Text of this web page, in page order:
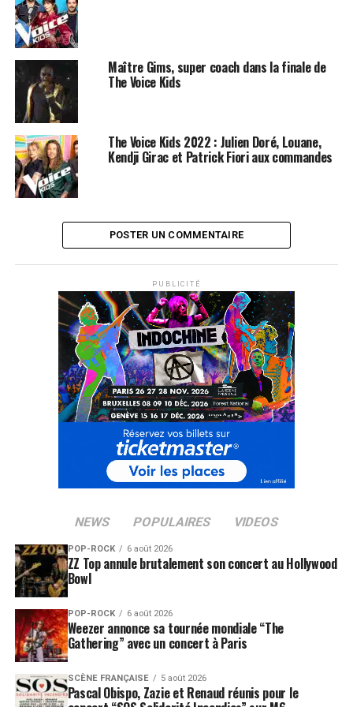
SUJETS ASSOCIÉS:
Maître Gims, super coach dans la finale de
The Voice Kids
The Voice Kids 2022 : Julien Doré, Louane,
Kendji Girac et Patrick Fiori aux commandes
POSTER UN COMMENTAIRE
PUBLICITÉ
NEWS POPULAIRES VIDEOS
POP-ROCK 6 août 2026
ZZ Top annule brutalement son concert au Hollywood
Bowl
POP-ROCK 6 août 2026
Weezer annonce sa tournée mondiale “The
Gathering” avec un concert à Paris
SCÈNE FRANÇAISE 5 août 2026
Pascal Obispo, Zazie et Renaud réunis pour le